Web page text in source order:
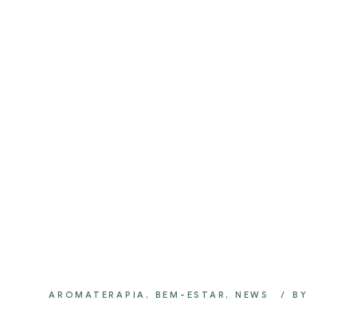
AROMATERAPIA , BEM-ESTAR , NEWS
BY